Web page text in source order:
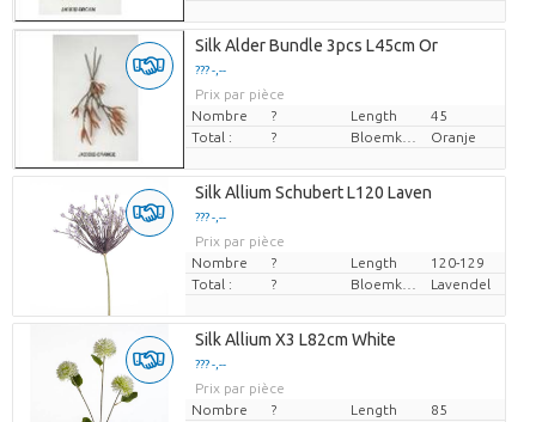
Silk Alder Bundle 3pcs L45cm Or
??? -,--
Prix par pièce
Nombre
? Length
45
Total :
? Oranje
Silk Allium Schubert L120 Laven
??? -,--
Prix par pièce
Nombre
? Length
120-129
Total :
? Lavendel
Silk Allium X3 L82cm White
??? -,--
Prix par pièce
Nombre
? Length
85